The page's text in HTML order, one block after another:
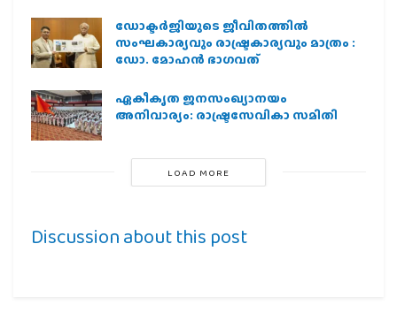
ഡോക്ടർജിയുടെ ജീവിതത്തിൽ
സംഘകാര്യവും രാഷ്ട്രകാര്യവും മാത്രം :
ഡോ. മോഹൻ ഭാഗവത്
ഏകീകൃത ജനസംഖ്യാനയം
അനിവാര്യം: രാഷ്ട്രസേവികാ സമിതി
LOAD MORE
Discussion about this post